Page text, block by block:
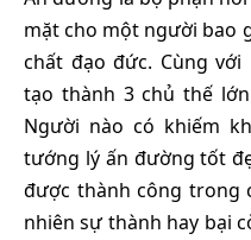
mặt cho một người bao
chất đạo đức. Cùng
tạo thành 3 chủ thế
Người nào có khiếm
tướng lý ấn đường tốt
được thành công trong
nhiên sự thành hay bại